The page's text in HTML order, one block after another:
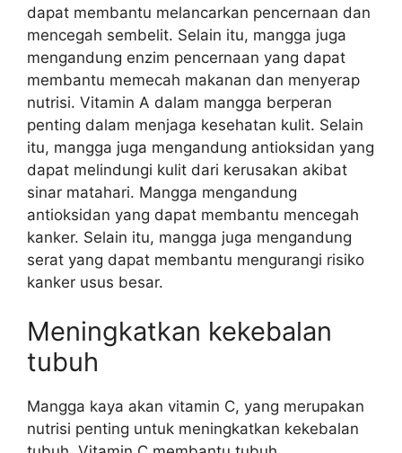
dapat membantu melancarkan pencernaan dan
mencegah sembelit. Selain itu, mangga juga
mengandung enzim pencernaan yang dapat
membantu memecah makanan dan menyerap
nutrisi. Vitamin A dalam mangga berperan
penting dalam menjaga kesehatan kulit. Selain
itu, mangga juga mengandung antioksidan yang
dapat melindungi kulit dari kerusakan akibat
sinar matahari. Mangga mengandung
antioksidan yang dapat membantu mencegah
kanker. Selain itu, mangga juga mengandung
serat yang dapat membantu mengurangi risiko
kanker usus besar.
Meningkatkan kekebalan
tubuh
Mangga kaya akan vitamin C, yang merupakan
nutrisi penting untuk meningkatkan kekebalan